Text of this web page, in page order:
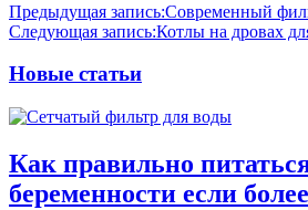
Предыдущая запись:Современный
Следующая запись:Котлы на дровах
Новые статьи
Как правильно
беременности если